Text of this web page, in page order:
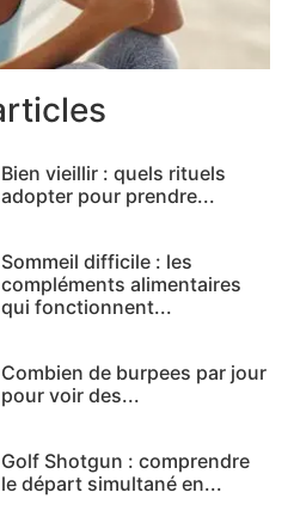
Bien vieillir : quels rituels
adopter pour prendre...
Sommeil difficile : les
compléments alimentaires
qui fonctionnent...
Combien de burpees par jour
pour voir des...
Golf Shotgun : comprendre
le départ simultané en...